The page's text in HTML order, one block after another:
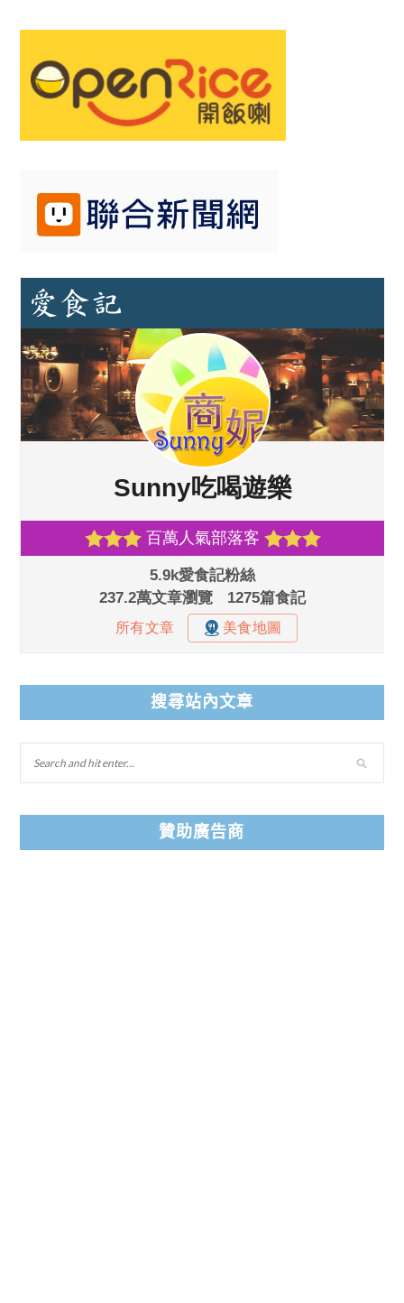
搜尋站內文章
贊助廣告商